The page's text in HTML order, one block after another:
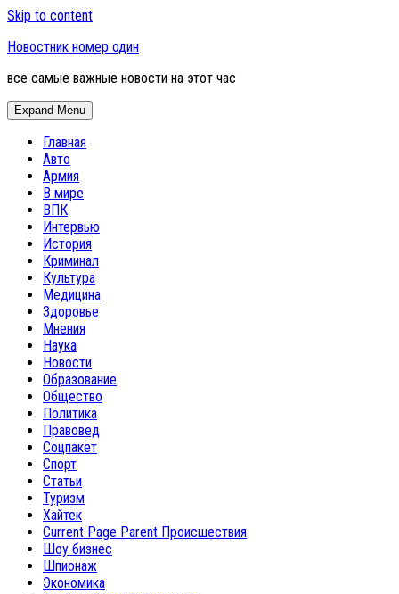
Skip to content
Новостник номер один
все самые важные новости на этот час
Expand Menu
Главная
Авто
Армия
В мире
ВПК
Интервью
История
Криминал
Культура
Медицина
Здоровье
Мнения
Наука
Новости
Образование
Общество
Политика
Правовед
Соцпакет
Спорт
Статьи
Туризм
Хайтек
Current Page Parent Происшествия
Шоу бизнес
Шпионаж
Экономика